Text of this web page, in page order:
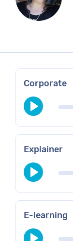
Corporate
Explainer
E-learning